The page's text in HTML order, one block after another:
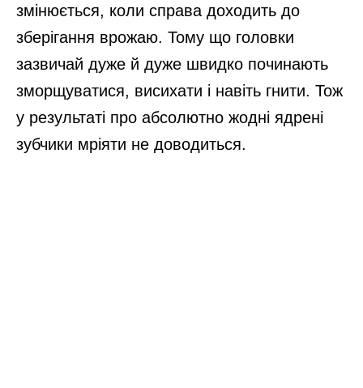
змінюється, коли справа доходить до
зберігання врожаю. Тому що головки
зазвичай дуже й дуже швидко починають
зморщуватися, висихати і навіть гнити. Тож
у результаті про абсолютно жодні ядрені
зубчики мріяти не доводиться.